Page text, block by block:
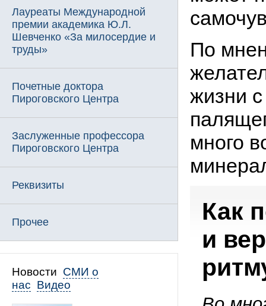
Лауреаты Международной
премии академика Ю.Л.
Шевченко «За милосердие и
труды»
Почетные доктора
Пироговского Центра
Заслуженные профессора
Пироговского Центра
Реквизиты
Прочее
Новости СМИ о
нас Видео
По
жизни с
много
Как
и